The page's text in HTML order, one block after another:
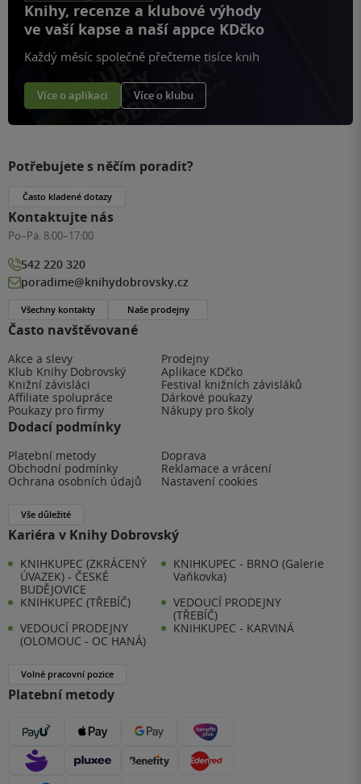
Knihy, recenze a klubové výhody
ve vaší kapse a naší appce KDčko
Každý měsíc společně přečteme tisíce knih
Více o aplikaci Více o klubu
Často navštěvované
Akce a slevy
Prodejny
Klub Knihy Dobrovský
Aplikace KDčko
Knižní závisláci
Festival knižních závisláků
Affiliate spolupráce
Dárkové poukazy
Poukazy pro firmy
Nákupy pro školy
Dodací podmínky
Platební metody
Doprava
Obchodní podmínky
Reklamace a vrácení
Ochrana osobních údajů
Nastavení cookies
Vše důležité
Kariéra v Knihy Dobrovský
KNIHKUPEC (ZKRÁCENÝ
ÚVAZEK) - ČESKÉ
BUDĚJOVICE
KNIHKUPEC - BRNO (Galerie
Vaňkovka)
KNIHKUPEC (TŘEBÍČ)
VEDOUCÍ PRODEJNY
(TŘEBÍČ)
VEDOUCÍ PRODEJNY
(OLOMOUC - OC HANÁ)
KNIHKUPEC - KARVINÁ
Volné pracovní pozice
Platební metody
Potřebujete s něčím poradit?
Často kladené dotazy
Kontaktujte nás
Po–Pá: 8:00–17:00
542 220 320
poradime@knihydobrovsky.cz
Všechny kontakty Naše prodejny